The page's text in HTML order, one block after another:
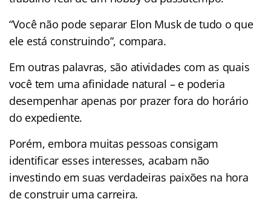
“Você não pode separar Elon Musk de tudo o que
ele está construindo”, compara.
Em outras palavras, são atividades com as quais
você tem uma afinidade natural – e poderia
desempenhar apenas por prazer fora do horário
do expediente.
Porém, embora muitas pessoas consigam
identificar esses interesses, acabam não
investindo em suas verdadeiras paixões na hora
de construir uma carreira.